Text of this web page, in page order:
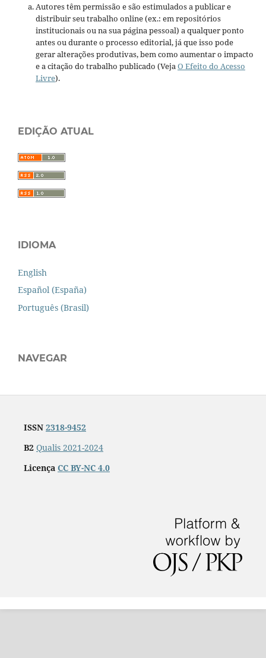
Autores têm permissão e são estimulados a publicar e
distribuir seu trabalho online (ex.: em repositórios
institucionais ou na sua página pessoal) a qualquer ponto
antes ou durante o processo editorial, já que isso pode
gerar alterações produtivas, bem como aumentar o impacto
e a citação do trabalho publicado (VejaO Efeito do Acesso
Livre).
EDIÇÃO ATUAL
IDIOMA
English
Español (España)
Português (Brasil)
NAVEGAR
ISSN 2318-9452
B2 Qualis 2021-2024
Licença CC BY-NC 4.0